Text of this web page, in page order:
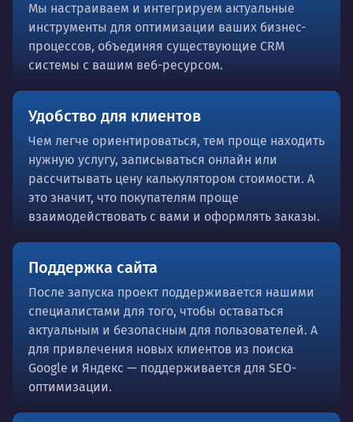
Мы настраиваем и интегрируем актуальные
инструменты для оптимизации ваших бизнес-
процессов, объединяя существующие CRM
системы с вашим веб-ресурсом.
Удобство для клиентов
Чем легче ориентироваться, тем проще находить
нужную услугу, записываться онлайн или
рассчитывать цену калькулятором стоимости. А
это значит, что покупателям проще
взаимодействовать с вами и оформлять заказы.
Поддержка сайта
После запуска проект поддерживается нашими
специалистами для того, чтобы оставаться
актуальным и безопасным для пользователей. А
для привлечения новых клиентов из поиска
Google и Яндекс — поддерживается для SEO-
оптимизации.